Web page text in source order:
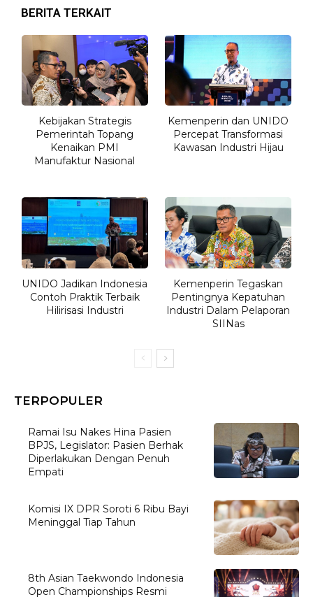
BERITA TERKAIT
Kebijakan Strategis
Pemerintah Topang
Kenaikan PMI
Manufaktur Nasional
Kemenperin dan UNIDO
Percepat Transformasi
Kawasan Industri Hijau
UNIDO Jadikan Indonesia
Contoh Praktik Terbaik
Hilirisasi Industri
Kemenperin Tegaskan
Pentingnya Kepatuhan
Industri Dalam Pelaporan
SIINas
TERPOPULER
Ramai Isu Nakes Hina Pasien
BPJS, Legislator: Pasien Berhak
Diperlakukan Dengan Penuh
Empati
Komisi IX DPR Soroti 6 Ribu Bayi
Meninggal Tiap Tahun
8th Asian Taekwondo Indonesia
Open Championships Resmi